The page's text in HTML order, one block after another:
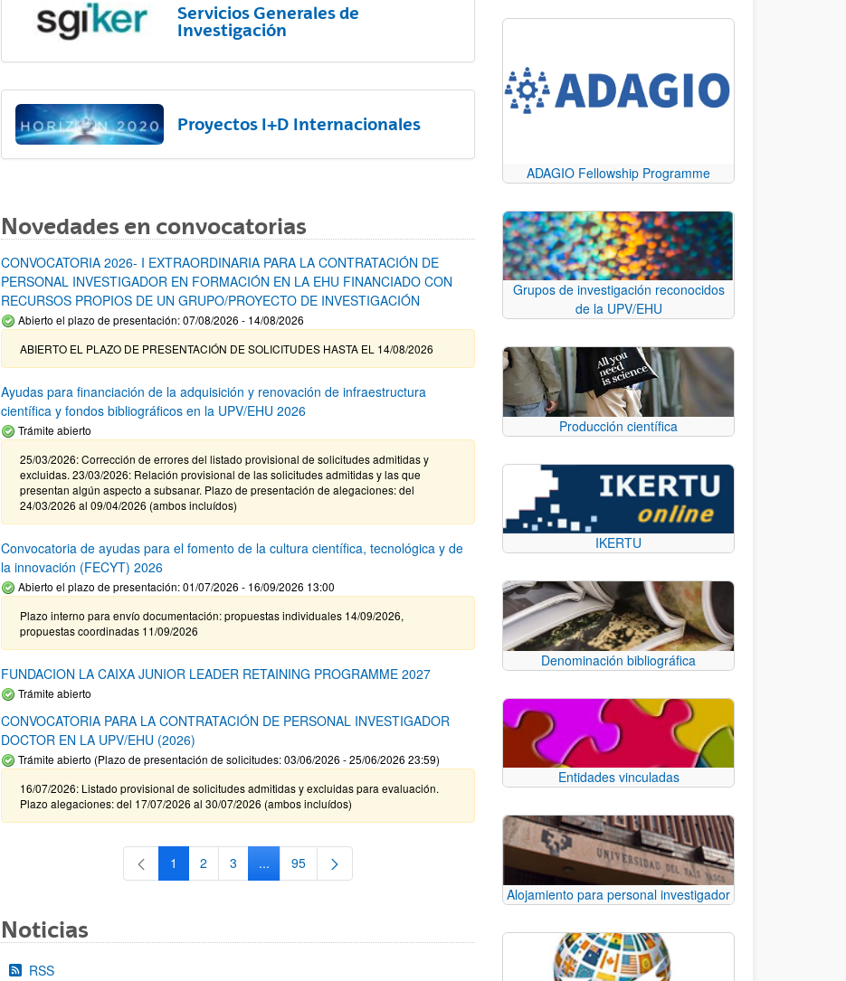
Servicios Generales de
Investigación
Proyectos I+D Internacionales
Novedades en convocatorias
CONVOCATORIA 2026- I EXTRAORDINARIA PARA LA CONTRATACIÓN DE
PERSONAL INVESTIGADOR EN FORMACIÓN EN LA EHU FINANCIADO CON
RECURSOS PROPIOS DE UN GRUPO/PROYECTO DE INVESTIGACIÓN
Abierto el plazo de presentación: 07/08/2026 - 14/08/2026
ABIERTO EL PLAZO DE PRESENTACIÓN DE SOLICITUDES HASTA EL 14/08/2026
Ayudas para financiación de la adquisición y renovación de infraestructura
científica y fondos bibliográficos en la UPV/EHU 2026
Trámite abierto
25/03/2026: Corrección de errores del listado provisional de solicitudes admitidas y
excluidas. 23/03/2026: Relación provisional de las solicitudes admitidas y las que
presentan algún aspecto a subsanar. Plazo de presentación de alegaciones: del
24/03/2026 al 09/04/2026 (ambos incluídos)
Convocatoria de ayudas para el fomento de la cultura científica, tecnológica y de
la innovación (FECYT) 2026
Abierto el plazo de presentación: 01/07/2026 - 16/09/2026 13:00
Plazo interno para envío documentación: propuestas individuales 14/09/2026,
propuestas coordinadas 11/09/2026
FUNDACION LA CAIXA JUNIOR LEADER RETAINING PROGRAMME 2027
Trámite abierto
CONVOCATORIA PARA LA CONTRATACIÓN DE PERSONAL INVESTIGADOR
DOCTOR EN LA UPV/EHU (2026)
Trámite abierto (Plazo de presentación de solicitudes: 03/06/2026 - 25/06/2026 23:59)
16/07/2026: Listado provisional de solicitudes admitidas y excluidas para evaluación.
Plazo alegaciones: del 17/07/2026 al 30/07/2026 (ambos incluídos)
Página
1 Página
2 Página
3 ...Páginas intermedias Use TAB para desplazarse.
Página
95
Noticias
RSS
ADAGIO Fellowship Programme
Grupos de investigación reconocidos
de la UPV/EHU
Producción científica
IKERTU
Denominación bibliográfica
Entidades vinculadas
Alojamiento para personal investigador